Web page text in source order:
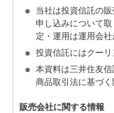
当社は投資信託の
申し込みについて
定・運用は運用会社
投資信託にはクーリ
本資料は三井住友
商品取引法に基づく
販売会社に関する情報